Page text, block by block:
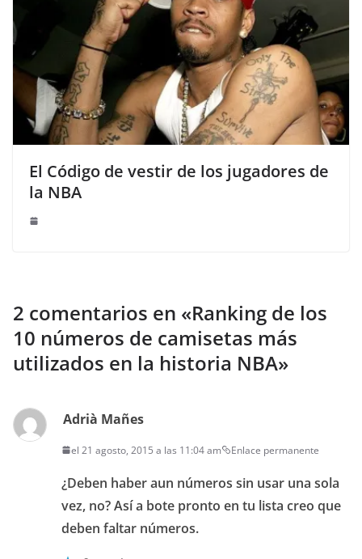
El Código de vestir de los jugadores de
la NBA
2 comentarios en «Ranking de los
10 números de camisetas más
utilizados en la historia NBA»
Adrià Mañes
el 21 agosto, 2015 a las 11:04 am Enlace permanente
¿Deben haber aun números sin usar una sola
vez, no? Así a bote pronto en tu lista creo que
deben faltar números.